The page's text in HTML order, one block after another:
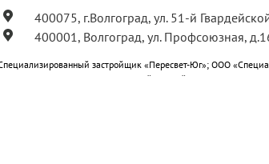
400075, г.Волгоград, ул. 51-й
400001, Волгоград, ул. Профсоюзная,
застройщик «Пересвет-Юг»; ООО
ООО «Специализированный застройщик «Пересвет-Юг